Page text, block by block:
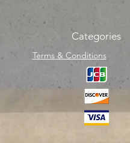
Categories
Terms & Conditions